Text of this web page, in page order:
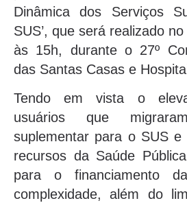
Dinâmica dos Serviços
SUS’, que será realizado
às 15h, durante o 27º
das Santas Casas e
Tendo em vista o
usuários que
suplementar para o SUS
recursos da Saúde
para o financiamento
complexidade, além do